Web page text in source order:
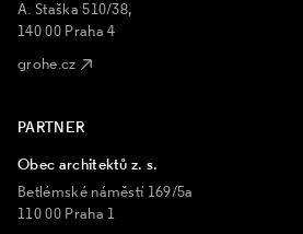
A. Staška 510/38,
140 00 Praha 4
grohe.cz
PARTNER
Obec architektů z. s.
Betlémské náměstí 169/5a
110 00 Praha 1